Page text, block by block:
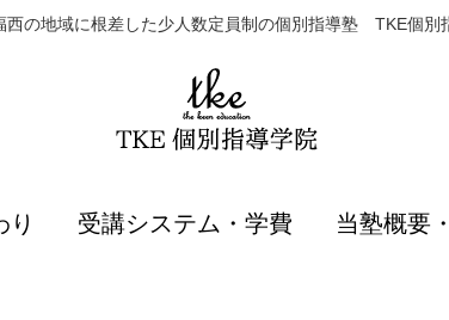
西の地域に根差した少人数定員制の個別指導塾 TKE個別
り 受講システム・学費 当塾概要